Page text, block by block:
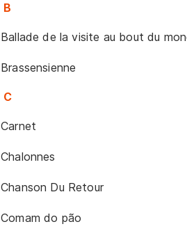
B
Ballade de la visite au bout du
Brassensienne
C
Carnet
Chalonnes
Chanson Du Retour
Comam do pão